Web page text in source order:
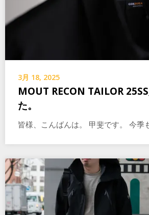
3月 18, 2025
MOUT RECON TAILOR
た。
皆様、こんばんは。 甲斐です。 今季